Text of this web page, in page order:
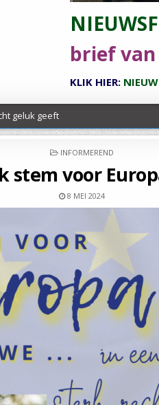
brief
KLIK HIER:
geluk geeft
Maas-Heuvelland
POSTED
INFORMEREND
stem voor
8 MEI 2024